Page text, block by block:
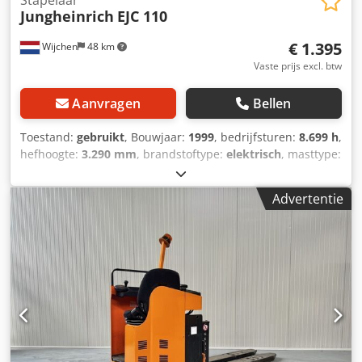
Wijchen 48 km
Jungheinrich EJC 110
€ 1.395
Vaste prijs excl. btw
Aanvragen Bellen
Toestand: gebruikt, Bouwjaar: 1999, bedrijfsturen: 8.699 h,
hefhoogte: 3.290 mm, brandstoftype: elektrisch, masttype:
1.150 mm, totale hoogte:
totale lengte:1.820 mm, totale breedte:800 mm, kleur:
geel , Ledig gewicht: 970 kg Hefcapaciteit: 1.000 kg -
Bouwjaar: 1999 - Documentatie aanwezig: Ja - CE
markering aanwezig: Ja - CE certificaat aanwezig: Nee -
Serienummer: 102041929 - Draaiuren: 8699 Chjdpjzrdf
Eefx Ad Nea - Type: Meeloop stapelaar - Hefvermogen:
1000kg - Hefhoogte: 3290mm - Doorrijhoogte: 2040mm -
Vorklengte: 1150mm - Vorkbreedte: 560mm - Mast: Duplex
- Aandrijving: Elektrisch - Batterij/accu informatie: - └
Merk/Type: 3PzB 200S - └ Bouwjaar batterij: 2010 - └
Capaciteit: 200Ah - └ Accu spanning: 24V - └ Trog lengte
Advertentie